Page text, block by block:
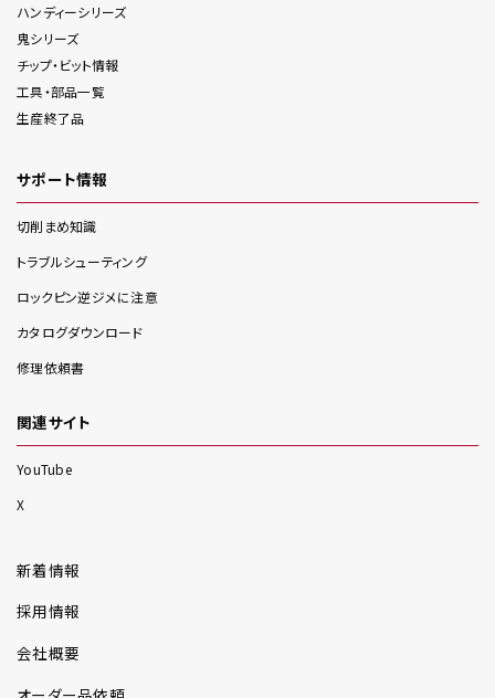
ハンディーシリーズ
鬼シリーズ
チップ・ビット情報
工具・部品一覧
生産終了品
サポート情報
切削まめ知識
トラブルシューティング
ロックピン逆ジメに注意
カタログダウンロード
修理依頼書
関連サイト
YouTube
X
新着情報
採用情報
会社概要